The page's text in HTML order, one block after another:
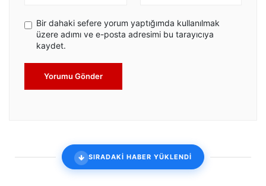
Bir dahaki sefere yorum yaptığımda kullanılmak
üzere adımı ve e-posta adresimi bu tarayıcıya
kaydet.
Yorumu Gönder
SIRADAKİ HABER YÜKLENDİ